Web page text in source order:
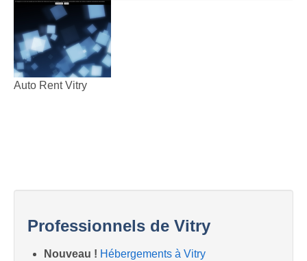
Auto Rent Vitry
Professionnels de Vitry
Nouveau ! Hébergements à Vitry